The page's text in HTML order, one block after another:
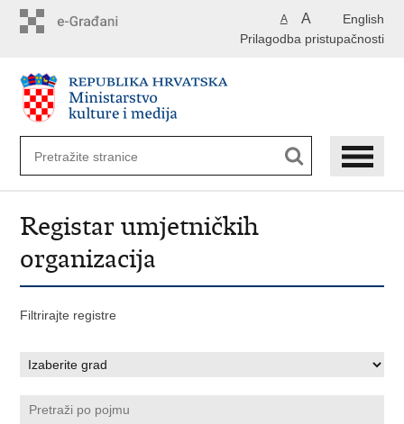
English
A A
Prilagodba pristupačnosti
Registar umjetničkih
organizacija
Filtrirajte registre